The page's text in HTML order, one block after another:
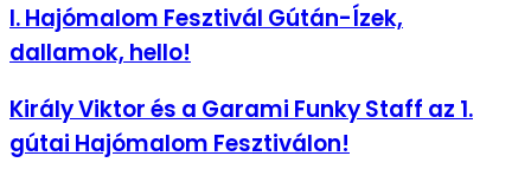
I. Hajómalom Fesztivál Gútán-Ízek,
dallamok, hello!
Király Viktor és a Garami Funky Staff az 1.
gútai Hajómalom Fesztiválon!